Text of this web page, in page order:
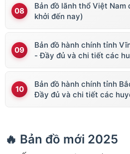
Bản đồ lãnh thổ Việt
khởi đến nay)
Bản đồ hành chính tỉnh
- Đầy đủ và chi tiết các
Bản đồ hành chính tỉnh
Đầy đủ và chi tiết các
🔥 Bản đồ mới 2025